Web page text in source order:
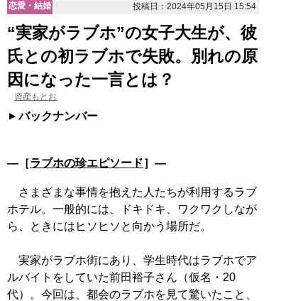
恋愛・結婚
投稿日：2024年05月15日 15:54
“実家がラブホ”の女子大生が、彼
氏との初ラブホで失敗。別れの原
因になった一言とは？
資産もとお
バックナンバー
―［ラブホの珍エピソード］―
さまざまな事情を抱えた人たちが利用するラブ
ホテル。一般的には、ドキドキ、ワクワクしなが
ら、ときにはヒソヒソと向かう場所だ。
実家がラブホ街にあり、学生時代はラブホでア
ルバイトをしていた前田裕子さん（仮名・20
代）。今回は、都会のラブホを見て驚いたこと、